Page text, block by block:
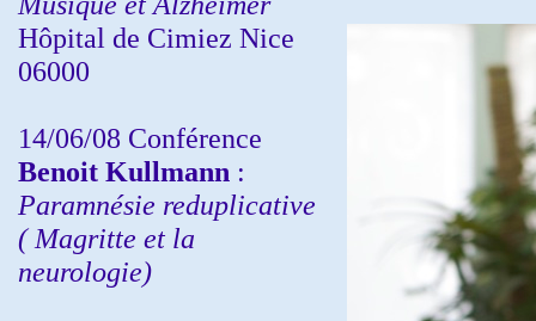
Hôpital de Cimiez Nice
06000
14/06/08 Conférence
Benoit Kullmann :
Paramnésie reduplicative
( Magritte et la
neurologie)